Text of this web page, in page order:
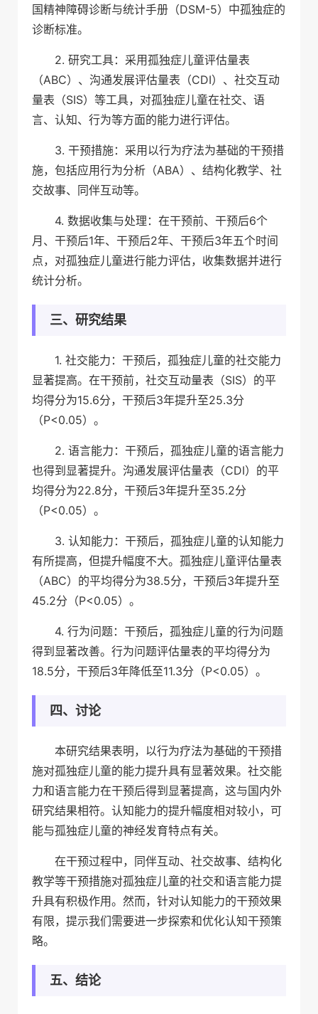
国精神障碍诊断与统计手册（DSM-5）中孤独症的
诊断标准。
2. 研究工具：采用孤独症儿童评估量表
（ABC）、沟通发展评估量表（CDI）、社交互动
量表（SIS）等工具，对孤独症儿童在社交、语
言、认知、行为等方面的能力进行评估。
3. 干预措施：采用以行为疗法为基础的干预措
施，包括应用行为分析（ABA）、结构化教学、社
交故事、同伴互动等。
4. 数据收集与处理：在干预前、干预后6个
月、干预后1年、干预后2年、干预后3年五个时间
点，对孤独症儿童进行能力评估，收集数据并进行
统计分析。
三、研究结果
1. 社交能力：干预后，孤独症儿童的社交能力
显著提高。在干预前，社交互动量表（SIS）的平
均得分为15.6分，干预后3年提升至25.3分
（P<0.05）。
2. 语言能力：干预后，孤独症儿童的语言能力
也得到显著提升。沟通发展评估量表（CDI）的平
均得分为22.8分，干预后3年提升至35.2分
（P<0.05）。
3. 认知能力：干预后，孤独症儿童的认知能力
有所提高，但提升幅度不大。孤独症儿童评估量表
（ABC）的平均得分为38.5分，干预后3年提升至
45.2分（P<0.05）。
4. 行为问题：干预后，孤独症儿童的行为问题
得到显著改善。行为问题评估量表的平均得分为
18.5分，干预后3年降低至11.3分（P<0.05）。
四、讨论
本研究结果表明，以行为疗法为基础的干预措
施对孤独症儿童的能力提升具有显著效果。社交能
力和语言能力在干预后得到显著提高，这与国内外
研究结果相符。认知能力的提升幅度相对较小，可
能与孤独症儿童的神经发育特点有关。
在干预过程中，同伴互动、社交故事、结构化
教学等干预措施对孤独症儿童的社交和语言能力提
升具有积极作用。然而，针对认知能力的干预效果
有限，提示我们需要进一步探索和优化认知干预策
略。
五、结论